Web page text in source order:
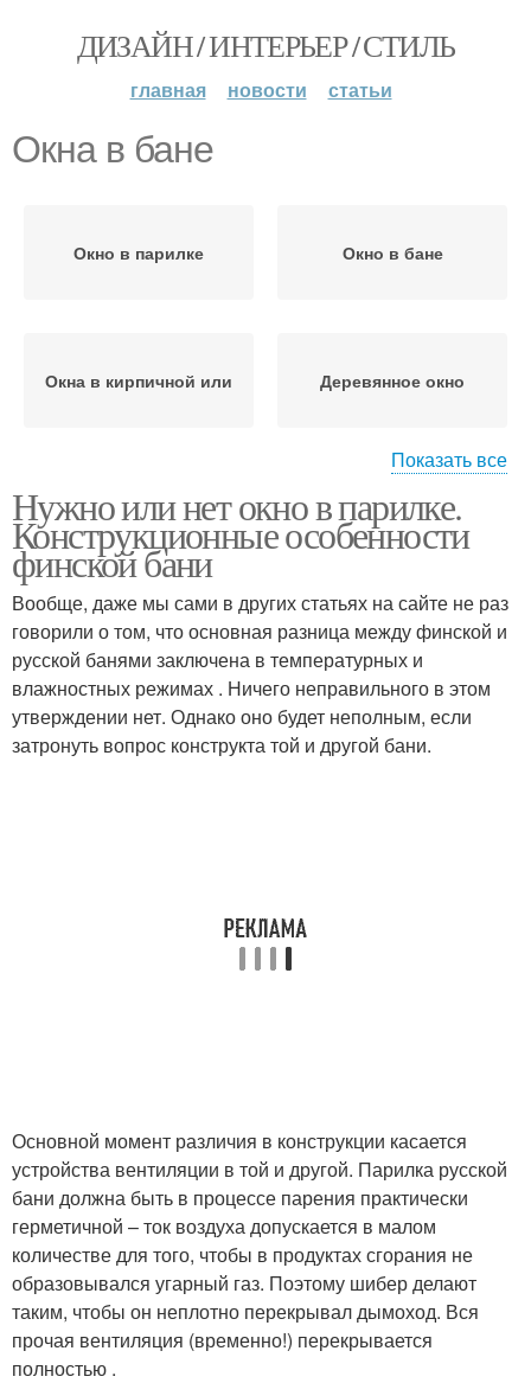
ДИЗАЙН / ИНТЕРЬЕР / СТИЛЬ
главная новости статьи
Окна в бане
Окно в парилке Окно в бане
Окна в кирпичной или Деревянное окно
Окно в парилку
Показать все
Нужно или нет окно в парилке.
Конструкционные особенности
финской бани
Вообще, даже мы сами в других статьях на сайте не раз
говорили о том, что основная разница между финской и
русской банями заключена в температурных и
влажностных режимах . Ничего неправильного в этом
утверждении нет. Однако оно будет неполным, если
затронуть вопрос конструкта той и другой бани.
Основной момент различия в конструкции касается
устройства вентиляции в той и другой. Парилка русской
бани должна быть в процессе парения практически
герметичной – ток воздуха допускается в малом
количестве для того, чтобы в продуктах сгорания не
образовывался угарный газ. Поэтому шибер делают
таким, чтобы он неплотно перекрывал дымоход. Вся
прочая вентиляция (временно!) перекрывается
полностью .